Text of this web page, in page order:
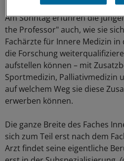
Am Sonntag erfuhren die
the Professor" auch, wie sie
Fachärzte für Innere Medizin
die Forschung
aufstellen können – mit
Sportmedizin, Palliativmedizin
auf welchem Weg sie diese
erwerben können.
Die ganze Breite des Faches
sich zum Teil erst nach dem
Arzt findet seine eigentliche